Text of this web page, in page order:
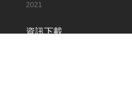
2021
資訊下載